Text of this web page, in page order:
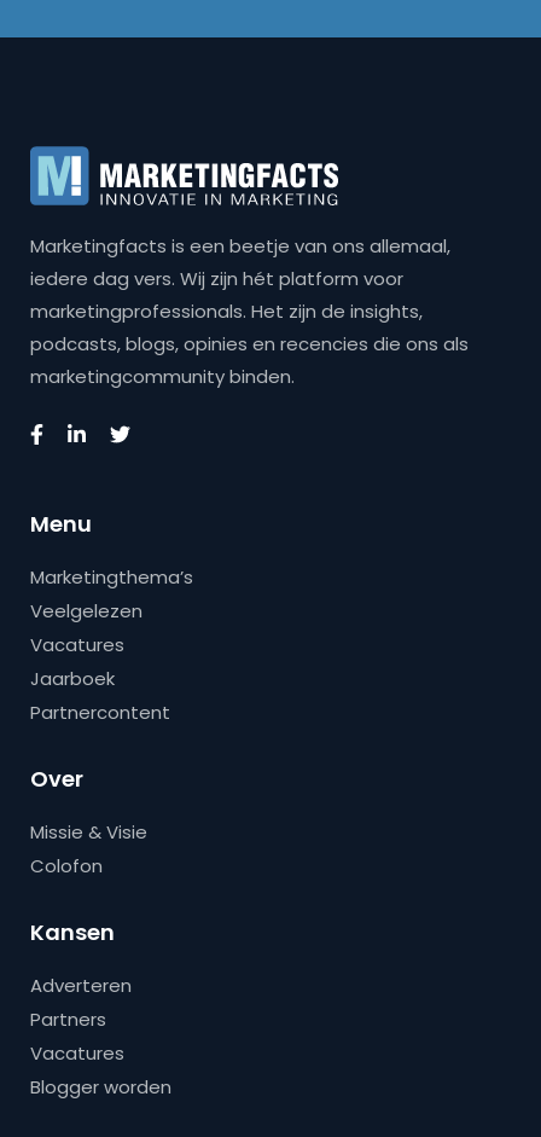
Marketingfacts is een beetje van ons allemaal,
iedere dag vers. Wij zijn hét platform voor
marketingprofessionals. Het zijn de insights,
podcasts, blogs, opinies en recencies die ons als
marketingcommunity binden.
Menu
Marketingthema’s
Veelgelezen
Vacatures
Jaarboek
Partnercontent
Over
Missie & Visie
Colofon
Kansen
Adverteren
Partners
Vacatures
Blogger worden